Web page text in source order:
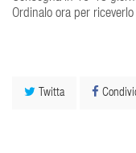
Ordinalo ora per
Twitta